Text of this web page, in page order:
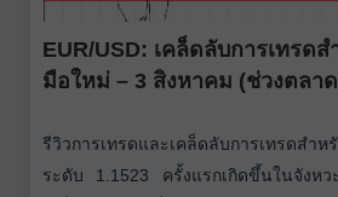
EUR/USD: เคล็ดลับการเทรดส
มือใหม่ – 3 สิงหาคม (ช่วงตลา
รีวิวการเทรดและเคล็ดลับการเทรด
ระดับ 1.1523 ครั้งแรกเกิดขึ้นในจังหว